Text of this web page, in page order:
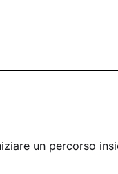
un percorso